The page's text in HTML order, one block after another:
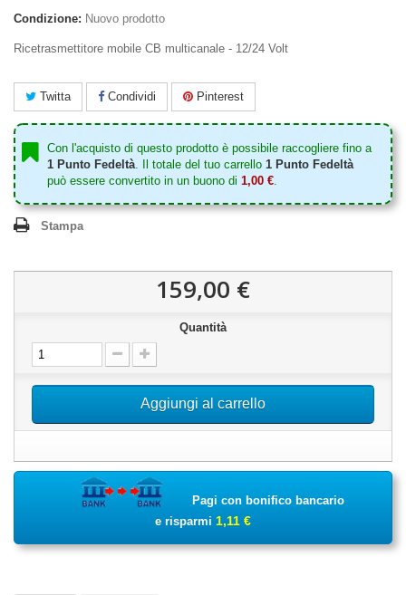
Condizione: Nuovo prodotto
Ricetrasmettitore mobile CB multicanale - 12/24 Volt
Twitta Condividi Pinterest
Con l'acquisto di questo prodotto è possibile raccogliere fino a
1 Punto Fedeltà. Il totale del tuo carrello 1 Punto Fedeltà
può essere convertito in un buono di 1,00 €.
Stampa
159,00 €
Quantità
Aggiungi al carrello
Pagi con bonifico bancario
e risparmi 1,11 €